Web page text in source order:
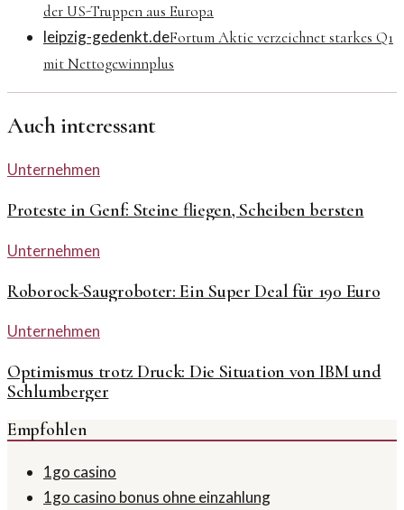
der US-Truppen aus Europa
leipzig-gedenkt.deFortum Aktie verzeichnet starkes Q1
mit Nettogewinnplus
Auch interessant
Unternehmen
Proteste in Genf: Steine fliegen, Scheiben bersten
Unternehmen
Roborock-Saugroboter: Ein Super Deal für 190 Euro
Unternehmen
Optimismus trotz Druck: Die Situation von IBM und
Schlumberger
Empfohlen
1go casino
1go casino bonus ohne einzahlung